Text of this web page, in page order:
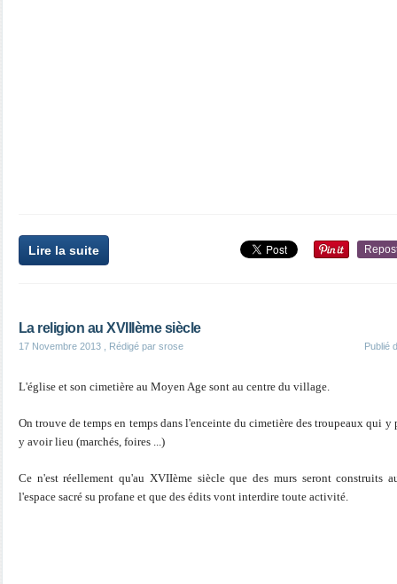
Lire la suite
La religion au XVIIIème siècle
17 Novembre 2013 , Rédigé par srose Publié
L'église et son cimetière au Moyen Age sont au centre du village.
On trouve de temps en temps dans l'enceinte du cimetière des troupeaux qui
y avoir lieu (marchés, foires ...)
Ce n'est réellement qu'au XVIIème siècle que des murs seront construits
l'espace sacré su profane et que des édits vont interdire toute activité.